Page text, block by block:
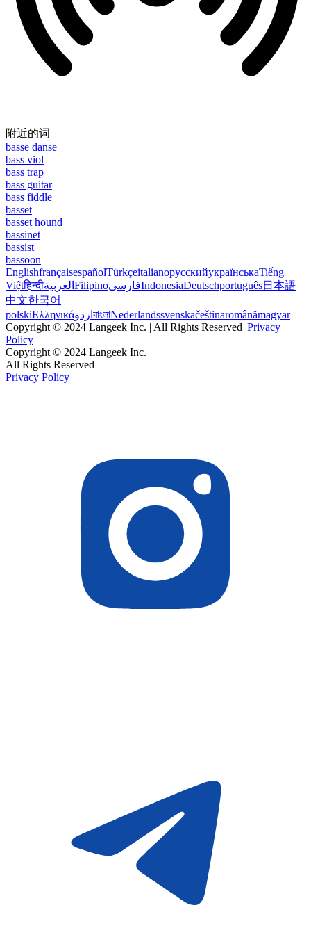
附近的词
basse danse
bass viol
bass trap
bass guitar
bass fiddle
basset
basset hound
bassinet
bassist
bassoon
EnglishfrançaisespañolTürkçeitalianoрусскийукраїнськаTiếng
Việtहिन्दीالعربية FilipinoفارسیIndonesiaDeutschportuguês日本語
中文한국어
polskiΕλληνικάاردو বাংলাNederlandssvenskačeštinaromânămagyar
Copyright © 2024 Langeek Inc. | All Rights Reserved |Privacy
Policy
Copyright © 2024 Langeek Inc.
All Rights Reserved
Privacy Policy